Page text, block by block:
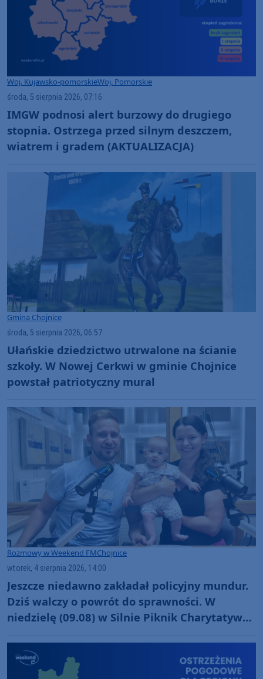
Woj. Kujawsko-pomorskieWoj. Pomorskie
środa, 5 sierpnia 2026, 07:16
IMGW podnosi alert burzowy do drugiego
stopnia. Ostrzega przed silnym deszczem,
wiatrem i gradem (AKTUALIZACJA)
Gmina Chojnice
środa, 5 sierpnia 2026, 06:57
Ułańskie dziedzictwo utrwalone na ścianie
szkoły. W Nowej Cerkwi w gminie Chojnice
powstał patriotyczny mural
Rozmowy w Weekend FMChojnice
wtorek, 4 sierpnia 2026, 14:00
Jeszcze niedawno zakładał policyjny mundur.
Dziś walczy o powrót do sprawności. W
niedzielę (09.08) w Silnie Piknik Charytatywny
(ROZMOWA)